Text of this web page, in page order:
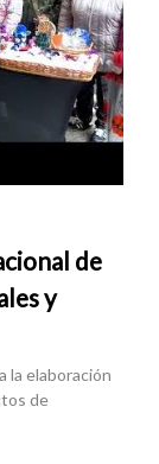
de
y
la elaboración
de